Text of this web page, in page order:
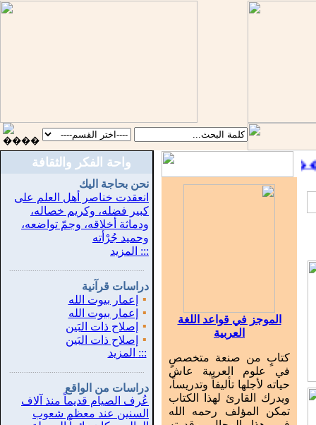
واحة الفكر والثقافة
نحن بحاجة اليك
انعقدت خناصر أهل العلم على
كبير فضله، وكريم خصاله،
ودماثة أخلاقه، وجمّ تواضعه،
وحميد جُرْأته
::: المزيد
دراسات قرآنية
▪
إعمار بيوت الله
▪
إعمار بيوت الله
▪
إصلاح ذات البَين
▪
إصلاح ذات البَين
::: المزيد
دراسات من الواقع
عُرف الصيام قديماً منذ آلاف
السنين عند معظم شعوب
������
الموجز في قواعد اللغة
العربية
كتابٍ من صنعة متخصصٍ
في علوم العربية عاش
حياته لأجلها تأليفاً وتدريساً،
ويدرك القارئ لهذا الكتاب
تمكن المؤلف رحمه الله